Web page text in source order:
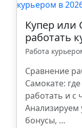
Купер или
работать
Работа
Сравнение
Самокате:
работать и с
Анализируем
бонусы, …